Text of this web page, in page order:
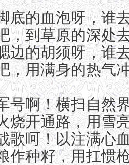
底的血泡呀，谁
，到草原的深处
边的胡须呀，谁
，用满身的热气
号啊！横扫自然
烧开通路，用雪
歌呵！以注满心
作种籽，用扛惯